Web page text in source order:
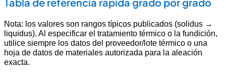
Nota: los valores son rangos típicos publicados (solidus →
liquidus). Al especificar el tratamiento térmico o la fundición,
utilice siempre los datos del proveedor/lote térmico o una
hoja de datos de materiales autorizada para la aleación
exacta.